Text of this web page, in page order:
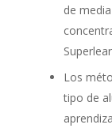
de
Los
tipo de